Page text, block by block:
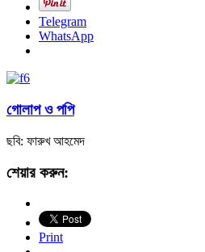
Telegram
WhatsApp
গোলাপ ও পপি
ছবি: ফারুখ আহমেদ
শেয়ার করুন:
Print